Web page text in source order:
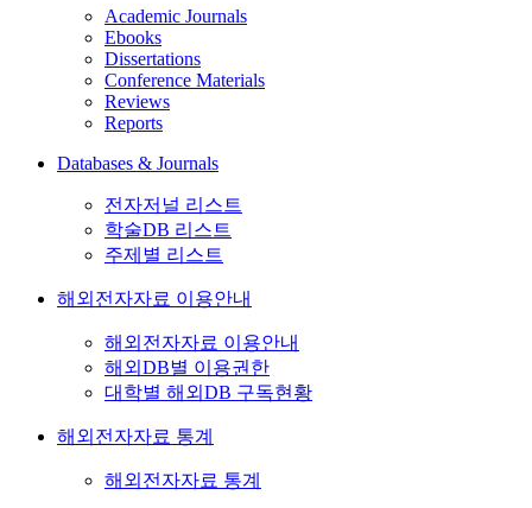
Academic Journals
Ebooks
Dissertations
Conference Materials
Reviews
Reports
Databases & Journals
전자저널 리스트
학술DB 리스트
주제별 리스트
해외전자자료 이용안내
해외전자자료 이용안내
해외DB별 이용권한
대학별 해외DB 구독현황
해외전자자료 통계
해외전자자료 통계